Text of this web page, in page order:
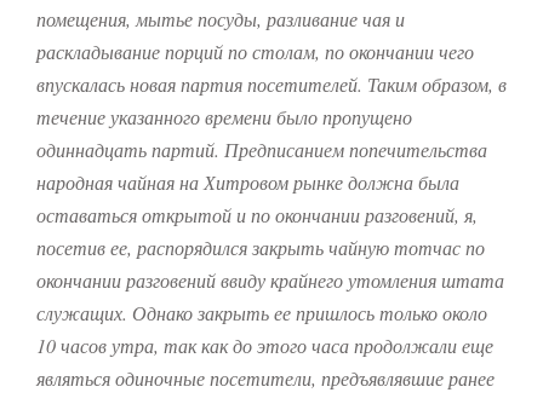
помещения, мытье посуды, разливание чая и
раскладывание порций по столам, по окончании чего
впускалась новая партия посетителей. Таким образом, в
течение указанного времени было пропущено
одиннадцать партий. Предписанием попечительства
народная чайная на Хитровом рынке должна была
оставаться открытой и по окончании разговений, я,
посетив ее, распорядился закрыть чайную тотчас по
окончании разговений ввиду крайнего утомления штата
служащих. Однако закрыть ее пришлось только около
10 часов утра, так как до этого часа продолжали еще
являться одиночные посетители, предъявлявшие ранее